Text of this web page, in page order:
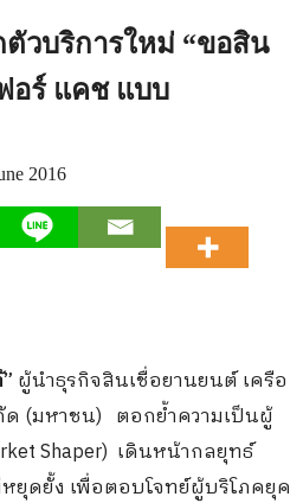
วบริการใหม่ “ขอสิน
อร์ แคช แบบ
2016
ผู้นำธุรกิจสินเชื่อยานยนต์ เครือ
ด (มหาชน) ตอกย้ำความเป็นผู้
Shaper) เดินหน้ากลยุทธ์
ยุดยั้ง เพื่อตอบโจทย์ผู้บริโภคยุค